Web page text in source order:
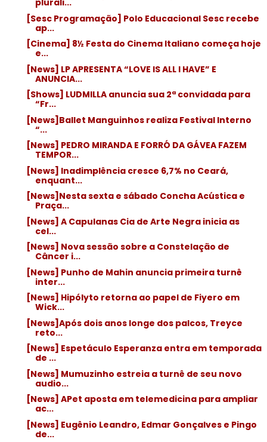
plurali...
[Sesc Programação] Polo Educacional Sesc recebe
ap...
[Cinema] 8½ Festa do Cinema Italiano começa hoje
e...
[News] LP APRESENTA “LOVE IS ALL I HAVE” E
ANUNCIA...
[Shows] LUDMILLA anuncia sua 2ª convidada para
“Fr...
[News]Ballet Manguinhos realiza Festival Interno
“...
[News] PEDRO MIRANDA E FORRÓ DA GÁVEA FAZEM
TEMPOR...
[News] Inadimplência cresce 6,7% no Ceará,
enquant...
[News]Nesta sexta e sábado Concha Acústica e
Praça...
[News] A Capulanas Cia de Arte Negra inicia as
cel...
[News] Nova sessão sobre a Constelação de
Câncer i...
[News] Punho de Mahin anuncia primeira turnê
inter...
[News] Hipólyto retorna ao papel de Fiyero em
Wick...
[News]Após dois anos longe dos palcos, Treyce
reto...
[News] Espetáculo Esperanza entra em temporada
de ...
[News] Mumuzinho estreia a turnê de seu novo
audio...
[News] APet aposta em telemedicina para ampliar
ac...
[News] Eugênio Leandro, Edmar Gonçalves e Pingo
de...